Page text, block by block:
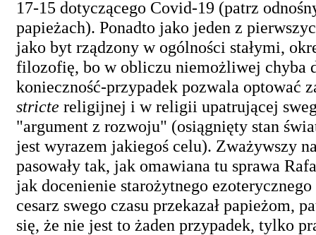
17-15 dotyczącego Covid-19 (patrz
papieżach). Ponadto jako jeden z
jako byt rządzony w ogólności stałymi,
filozofię, bo w obliczu niemożliwej chyba
konieczność-przypadek pozwala optować
stricte religijnej i w religii upatrującej
"argument z rozwoju" (osiągnięty stan
jest wyrazem jakiegoś celu). Zważywszy
pasowały tak, jak omawiana tu sprawa
jak docenienie starożytnego
cesarz swego czasu przekazał papieżom,
się, że nie jest to żaden przypadek, tylko